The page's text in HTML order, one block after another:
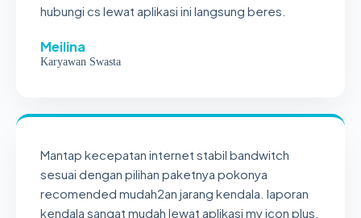
hubungi cs lewat aplikasi ini langsung beres.
Meilina
Karyawan Swasta
Mantap kecepatan internet stabil bandwitch
sesuai dengan pilihan paketnya pokonya
recomended mudah2an jarang kendala. laporan
kendala sangat mudah lewat aplikasi my icon plus.